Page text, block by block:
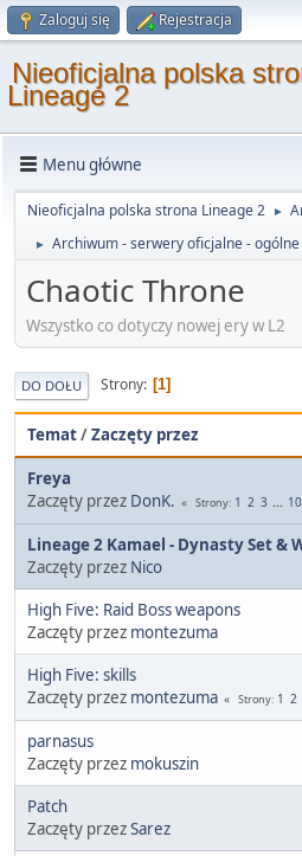
Zaloguj się Rejestracja
Nieoficjalna polska
Lineage 2
Menu główne
Nieoficjalna polska strona Lineage 2 ►
► Archiwum - serwery oficjalne - ogólne
Chaotic Throne
Wszystko co dotyczy nowej ery w L2
DO DOŁU Strony 1
Temat/Zaczęty przez
Freya
Zaczęty przez DonK. Strony 1 2 3 ... 10
Lineage 2 Kamael - Dynasty Set &
Zaczęty przez Nico
High Five: Raid Boss weapons
Zaczęty przez montezuma
High Five: skills
Zaczęty przez montezuma Strony 1 2
parnasus
Zaczęty przez mokuszin
Patch
Zaczęty przezSarez